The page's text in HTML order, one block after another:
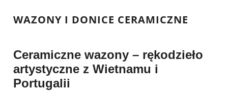
WAZONY I DONICE CERAMICZNE
Ceramiczne wazony – rękodzieło
artystyczne z Wietnamu i
Portugalii